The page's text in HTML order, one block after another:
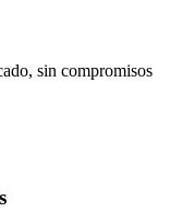
sin compromisos